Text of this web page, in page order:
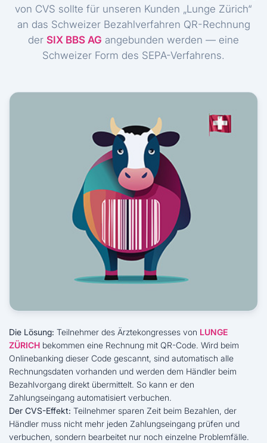
von CVS sollte für unseren Kunden „Lunge Zürich“
an das Schweizer Bezahlverfahren QR-Rechnung
der SIX BBS AG angebunden werden — eine
Schweizer Form des SEPA-Verfahrens.
Die Lösung: Teilnehmer des Ärztekongresses von LUNGE
ZÜRICH bekommen eine Rechnung mit QR-Code. Wird beim
Onlinebanking dieser Code gescannt, sind automatisch alle
Rechnungsdaten vorhanden und werden dem Händler beim
Bezahlvorgang direkt übermittelt. So kann er den
Zahlungseingang automatisiert verbuchen.
Der CVS-Effekt: Teilnehmer sparen Zeit beim Bezahlen, der
Händler muss nicht mehr jeden Zahlungseingang prüfen und
verbuchen, sondern bearbeitet nur noch einzelne Problemfälle.